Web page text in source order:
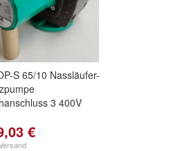
S 65/10 Nassläufer-
3 400V
€